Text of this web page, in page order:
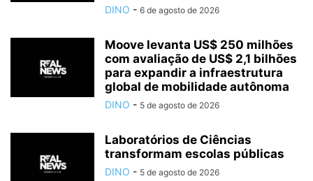
DINO - 6 de agosto de 2026
Moove levanta US$ 250 milhões
com avaliação de US$ 2,1 bilhões
para expandir a infraestrutura
global de mobilidade autônoma
DINO - 5 de agosto de 2026
Laboratórios de Ciências
transformam escolas públicas
DINO - 5 de agosto de 2026